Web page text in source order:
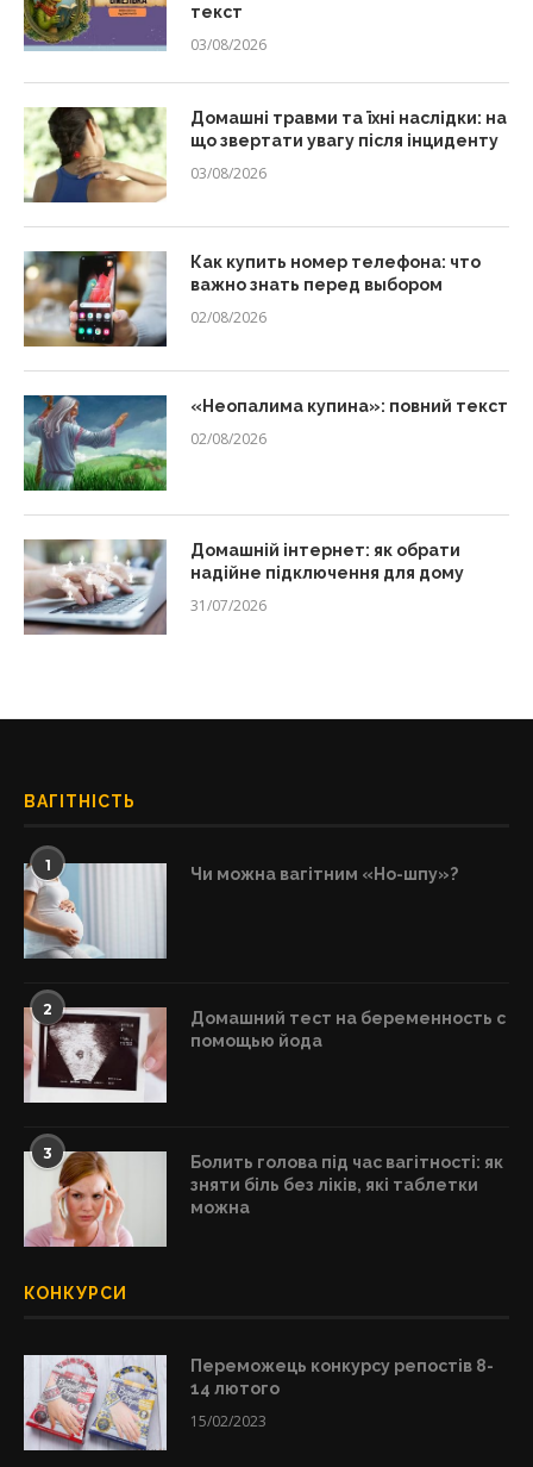
текст
03/08/2026
Домашні травми та їхні наслідки: на
що звертати увагу після інциденту
03/08/2026
Как купить номер телефона: что
важно знать перед выбором
02/08/2026
«Неопалима купина»: повний текст
02/08/2026
Домашній інтернет: як обрати
надійне підключення для дому
31/07/2026
ВАГІТНІСТЬ
1 Чи можна вагітним «Но-шпу»?
2
Домашний тест на беременность с
помощью йода
3
Болить голова під час вагітності: як
зняти біль без ліків, які таблетки
можна
КОНКУРСИ
Переможець конкурсу репостів 8-
14 лютого
15/02/2023